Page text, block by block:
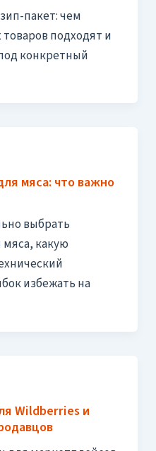
пакет: чем
подходят и
конкретный
мяса: что важно
выбрать
какую
избежать на
Wildberries и